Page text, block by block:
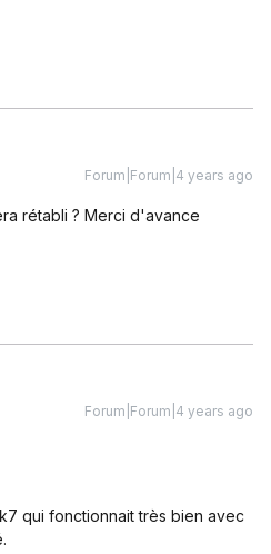
Forum|Forum|4 years ago
rétabli ? Merci d'avance
Forum|Forum|4 years ago
qui fonctionnait très bien avec